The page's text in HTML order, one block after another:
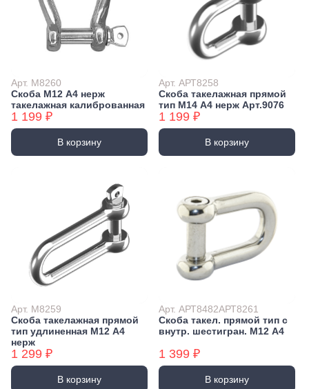
Арт. М8260
Скоба М12 А4 нерж
такелажная калиброванная
1 199 ₽
В корзину
Арт. АРТ8258
Скоба такелажная прямой
тип М14 А4 нерж Арт.9076
1 199 ₽
В корзину
Арт. М8259
Скоба такелажная прямой
тип удлиненная М12 А4
нерж
1 299 ₽
В корзину
Арт. АРТ8482АРТ8261
Скоба такел. прямой тип с
внутр. шестигран. М12 А4
1 399 ₽
В корзину